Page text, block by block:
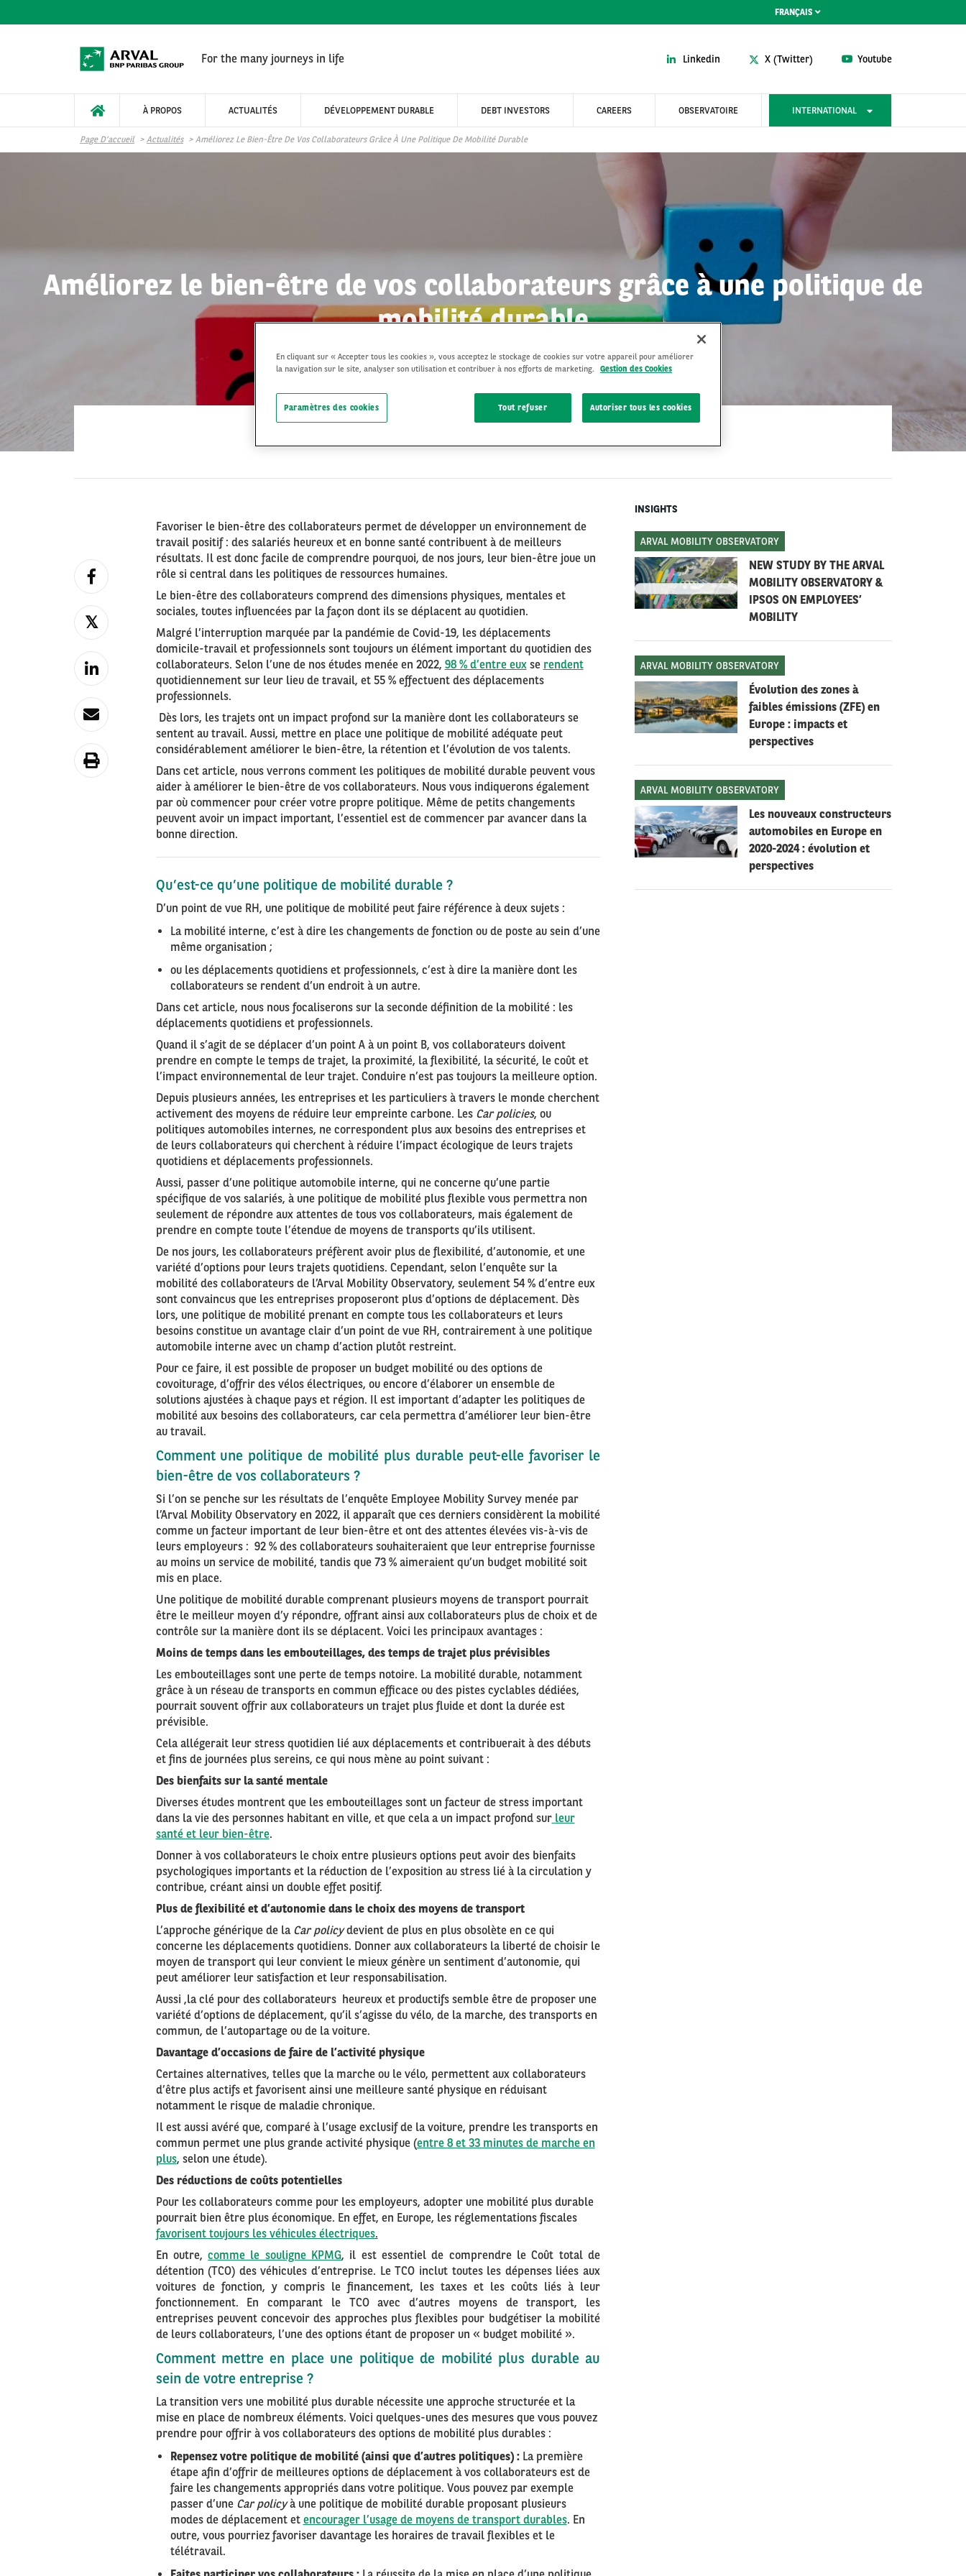
FRANÇAIS
For the many journeys in life Linkedin X (Twitter) Youtube
À PROPOS ACTUALITÉS DÉVELOPPEMENT DURABLE DEBT INVESTORS CAREERS OBSERVATOIRE INTERNATIONAL
Page D’accueil Actualités Améliorez Le Bien-Être De Vos Collaborateurs Grâce À Une Politique De Mobilité Durable
Améliorez le bien-être de vos collaborateurs grâce à une politique de
mobilité durable
Favoriser le bien-être des collaborateurs permet de développer un environnement de
travail positif : des salariés heureux et en bonne santé contribuent à de meilleurs
résultats. Il est donc facile de comprendre pourquoi, de nos jours, leur bien-être joue un
rôle si central dans les politiques de ressources humaines.
Le bien-être des collaborateurs comprend des dimensions physiques, mentales et
sociales, toutes influencées par la façon dont ils se déplacent au quotidien.
Malgré l’interruption marquée par la pandémie de Covid-19, les déplacements
domicile-travail et professionnels sont toujours un élément important du quotidien des
collaborateurs. Selon l’une de nos études menée en 2022, 98 % d’entre euxse rendent
quotidiennement sur leur lieu de travail, et 55 % effectuent des déplacements
professionnels.
Dès lors, les trajets ont un impact profond sur la manière dont les collaborateurs se
sentent au travail. Aussi, mettre en place une politique de mobilité adéquate peut
considérablement améliorer le bien-être, la rétention et l’évolution de vos talents.
Dans cet article, nous verrons comment les politiques de mobilité durable peuvent vous
aider à améliorer le bien-être de vos collaborateurs. Nous vous indiquerons également
par où commencer pour créer votre propre politique. Même de petits changements
peuvent avoir un impact important, l’essentiel est de commencer par avancer dans la
bonne direction.
Qu’est-ce qu’une politique de mobilité durable ?
D’un point de vue RH, une politique de mobilité peut faire référence à deux sujets :
La mobilité interne, c’est à dire les changements de fonction ou de poste au sein d’une
même organisation ;
ou les déplacements quotidiens et professionnels, c’est à dire la manière dont les
collaborateurs se rendent d’un endroit à un autre.
Dans cet article, nous nous focaliserons sur la seconde définition de la mobilité : les
déplacements quotidiens et professionnels.
Quand il s’agit de se déplacer d’un point A à un point B, vos collaborateurs doivent
prendre en compte le temps de trajet, la proximité, la flexibilité, la sécurité, le coût et
l’impact environnemental de leur trajet. Conduire n’est pas toujours la meilleure option.
Depuis plusieurs années, les entreprises et les particuliers à travers le monde cherchent
activement des moyens de réduire leur empreinte carbone. Les Car policies, ou
politiques automobiles internes, ne correspondent plus aux besoins des entreprises et
de leurs collaborateurs qui cherchent à réduire l’impact écologique de leurs trajets
quotidiens et déplacements professionnels.
Aussi, passer d’une politique automobile interne, qui ne concerne qu’une partie
spécifique de vos salariés, à une politique de mobilité plus flexible vous permettra non
seulement de répondre aux attentes de tous vos collaborateurs, mais également de
prendre en compte toute l’étendue de moyens de transports qu’ils utilisent.
De nos jours, les collaborateurs préfèrent avoir plus de flexibilité, d’autonomie, et une
variété d’options pour leurs trajets quotidiens. Cependant, selon l’enquête sur la
mobilité des collaborateurs de l’Arval Mobility Observatory, seulement 54 % d’entre eux
sont convaincus que les entreprises proposeront plus d’options de déplacement. Dès
lors, une politique de mobilité prenant en compte tous les collaborateurs et leurs
besoins constitue un avantage clair d’un point de vue RH, contrairement à une politique
automobile interne avec un champ d’action plutôt restreint.
Pour ce faire, il est possible de proposer un budget mobilité ou des options de
covoiturage, d’offrir des vélos électriques, ou encore d’élaborer un ensemble de
solutions ajustées à chaque pays et région. Il est important d’adapter les politiques de
mobilité aux besoins des collaborateurs, car cela permettra d’améliorer leur bien-être
au travail.
Comment une politique de mobilité plus durable peut-elle favoriser le
bien-être de vos collaborateurs ?
Si l’on se penche sur les résultats de l’enquête Employee Mobility Survey menée par
l’Arval Mobility Observatory en 2022, il apparaît que ces derniers considèrent la mobilité
comme un facteur important de leur bien-être et ont des attentes élevées vis-à-vis de
leurs employeurs : 92 % des collaborateurs souhaiteraient que leur entreprise fournisse
au moins un service de mobilité, tandis que 73 % aimeraient qu’un budget mobilité soit
mis en place.
Une politique de mobilité durable comprenant plusieurs moyens de transport pourrait
être le meilleur moyen d’y répondre, offrant ainsi aux collaborateurs plus de choix et de
contrôle sur la manière dont ils se déplacent. Voici les principaux avantages :
Moins de temps dans les embouteillages, des temps de trajet plus prévisibles
Les embouteillages sont une perte de temps notoire. La mobilité durable, notamment
grâce à un réseau de transports en commun efficace ou des pistes cyclables dédiées,
pourrait souvent offrir aux collaborateurs un trajet plus fluide et dont la durée est
prévisible.
Cela allégerait leur stress quotidien lié aux déplacements et contribuerait à des débuts
et fins de journées plus sereins, ce qui nous mène au point suivant :
Des bienfaits sur la santé mentale
Diverses études montrent que les embouteillages sont un facteur de stress important
dans la vie des personnes habitant en ville, et que cela a un impact profond sur leur
santé et leur bien-être.
Donner à vos collaborateurs le choix entre plusieurs options peut avoir des bienfaits
psychologiques importants et la réduction de l’exposition au stress lié à la circulation y
contribue, créant ainsi un double effet positif.
Plus de flexibilité et d’autonomie dans le choix des moyens de transport
L’approche générique de la Car policydevient de plus en plus obsolète en ce qui
concerne les déplacements quotidiens. Donner aux collaborateurs la liberté de choisir le
moyen de transport qui leur convient le mieux génère un sentiment d’autonomie, qui
peut améliorer leur satisfaction et leur responsabilisation.
Aussi ,la clé pour des collaborateurs heureux et productifs semble être de proposer une
variété d’options de déplacement, qu’il s’agisse du vélo, de la marche, des transports en
commun, de l’autopartage ou de la voiture.
Davantage d’occasions de faire de l’activité physique
Certaines alternatives, telles que la marche ou le vélo, permettent aux collaborateurs
d’être plus actifs et favorisent ainsi une meilleure santé physique en réduisant
notamment le risque de maladie chronique.
Il est aussi avéré que, comparé à l’usage exclusif de la voiture, prendre les transports en
commun permet une plus grande activité physique (entre 8 et 33 minutes de marche en
plus, selon une étude).
Des réductions de coûts potentielles
Pour les collaborateurs comme pour les employeurs, adopter une mobilité plus durable
pourrait bien être plus économique. En effet, en Europe, les réglementations fiscales
favorisent toujours les véhicules électriques.
En outre,comme le souligne KPMG, il est essentiel de comprendre le Coût total de
détention (TCO) des véhicules d’entreprise. Le TCO inclut toutes les dépenses liées aux
voitures de fonction, y compris le financement, les taxes et les coûts liés à leur
fonctionnement. En comparant le TCO avec d’autres moyens de transport, les
entreprises peuvent concevoir des approches plus flexibles pour budgétiser la mobilité
de leurs collaborateurs, l’une des options étant de proposer un « budget mobilité ».
Comment mettre en place une politique de mobilité plus durable au
sein de votre entreprise ?
La transition vers une mobilité plus durable nécessite une approche structurée et la
mise en place de nombreux éléments. Voici quelques-unes des mesures que vous pouvez
prendre pour offrir à vos collaborateurs des options de mobilité plus durables :
Repensez votre politique de mobilité (ainsi que d’autres politiques) : La première
étape afin d’offrir de meilleures options de déplacement à vos collaborateurs est de
faire les changements appropriés dans votre politique. Vous pouvez par exemple
passer d’une Car policyà une politique de mobilité durable proposant plusieurs
modes de déplacement et encourager l’usage de moyens de transport durables. En
outre, vous pourriez favoriser davantage les horaires de travail flexibles et le
télétravail.
INSIGHTS
ARVAL MOBILITY OBSERVATORY
NEW STUDY BY THE ARVAL
MOBILITY OBSERVATORY &
IPSOS ON EMPLOYEES’
MOBILITY
ARVAL MOBILITY OBSERVATORY
Évolution des zones à
faibles émissions (ZFE) en
Europe : impacts et
perspectives
ARVAL MOBILITY OBSERVATORY
Les nouveaux constructeurs
automobiles en Europe en
2020-2024 : évolution et
perspectives
En cliquant sur « Accepter tous les cookies », vous acceptez le stockage de cookies sur votre appareil pour améliorer
la navigation sur le site, analyser son utilisation et contribuer à nos efforts de marketing.
Gestion des Cookies
Tout refuser Autoriser tous les cookies
Paramètres des cookies